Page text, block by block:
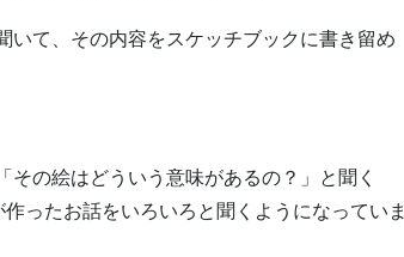
いて、その内容をスケッチブックに書き留め
の絵はどういう意味があるの？」と聞く
ったお話をいろいろと聞くようになっていま